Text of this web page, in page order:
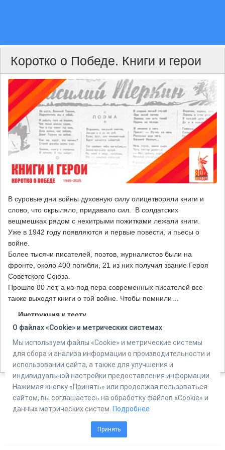
Коротко о Победе. Книги и герои
В суровые дни войны духовную силу олицетворяли книги и
слово, что окрыляло, придавало сил. В солдатских
вещмешках рядом с нехитрыми пожитками лежали книги.
Уже в 1942 году появляются и первые повести, и пьесы о
войне.
Более тысячи писателей, поэтов, журналистов были на
фронте, около 400 погибли, 21 из них получил звание Героя
Советского Союза.
Прошло 80 лет, а из-под пера современных писателей все
также выходят книги о той войне. Чтобы помнили…
Инструкция к тесту
Количество вопросов в тесте:5
Powered by
Online Test Pad
О файлах «Cookie» и метрических системах
Мы используем файлы «Cookie» и метрические системы
для сбора и анализа информации о производительности и
использовании сайта, а также для улучшения и
индивидуальной настройки предоставления информации.
Нажимая кнопку «Принять» или продолжая пользоваться
сайтом, вы соглашаетесь на обработку файлов «Cookie» и
данных метрических систем. Подробнее
Принять